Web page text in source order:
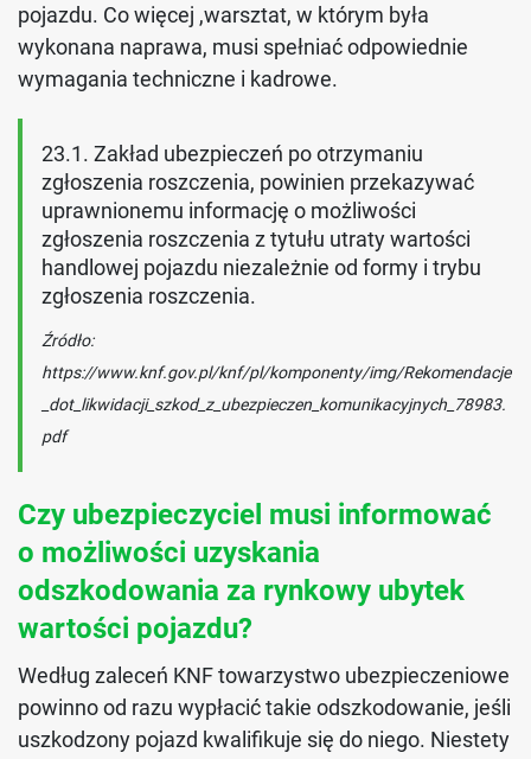
pojazdu. Co więcej ,warsztat, w którym była
wykonana naprawa, musi spełniać odpowiednie
wymagania techniczne i kadrowe.
23.1. Zakład ubezpieczeń po otrzymaniu
zgłoszenia roszczenia, powinien przekazywać
uprawnionemu informację o możliwości
zgłoszenia roszczenia z tytułu utraty wartości
handlowej pojazdu niezależnie od formy i trybu
zgłoszenia roszczenia.
Źródło:
https://www.knf.gov.pl/knf/pl/komponenty/img/Rekomendacje
_dot_likwidacji_szkod_z_ubezpieczen_komunikacyjnych_78983.
pdf
Czy ubezpieczyciel musi informować
o możliwości uzyskania
odszkodowania za rynkowy ubytek
wartości pojazdu?
Według zaleceń KNF towarzystwo ubezpieczeniowe
powinno od razu wypłacić takie odszkodowanie, jeśli
uszkodzony pojazd kwalifikuje się do niego. Niestety